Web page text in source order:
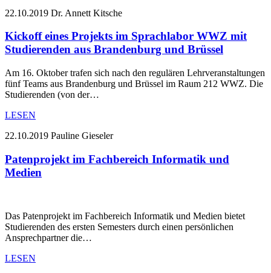
22.10.2019 Dr. Annett Kitsche
Kickoff eines Projekts im Sprachlabor WWZ mit
Studierenden aus Brandenburg und Brüssel
Am 16. Oktober trafen sich nach den regulären Lehrveranstaltungen
fünf Teams aus Brandenburg und Brüssel im Raum 212 WWZ. Die
Studierenden (von der…
LESEN
22.10.2019 Pauline Gieseler
Patenprojekt im Fachbereich Informatik und
Medien
Das Patenprojekt im Fachbereich Informatik und Medien bietet
Studierenden des ersten Semesters durch einen persönlichen
Ansprechpartner die…
LESEN